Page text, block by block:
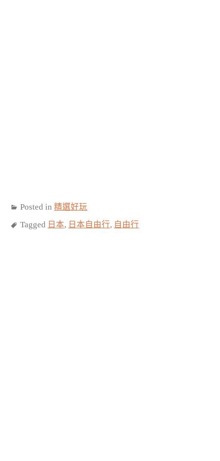
Posted in 精選好玩
Tagged 日本, 日本自由行, 自由行